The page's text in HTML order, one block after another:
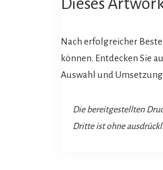
Nach erfolgreicher
können. Entdecken Sie
Auswahl und
Die bereitgestellten
Dritte ist ohne